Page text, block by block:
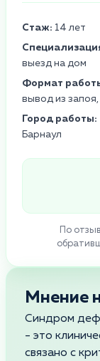
Стаж: 14 лет
выезд на дом
Формат
вывод из
Город работы:
Барнаул
По
Мнение
Синдром
- это
связано с